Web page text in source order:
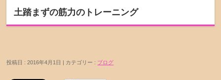
土踏まずの筋力のトレーニング
投稿日 : 2016年4月1日 | カテゴリー : ブログ